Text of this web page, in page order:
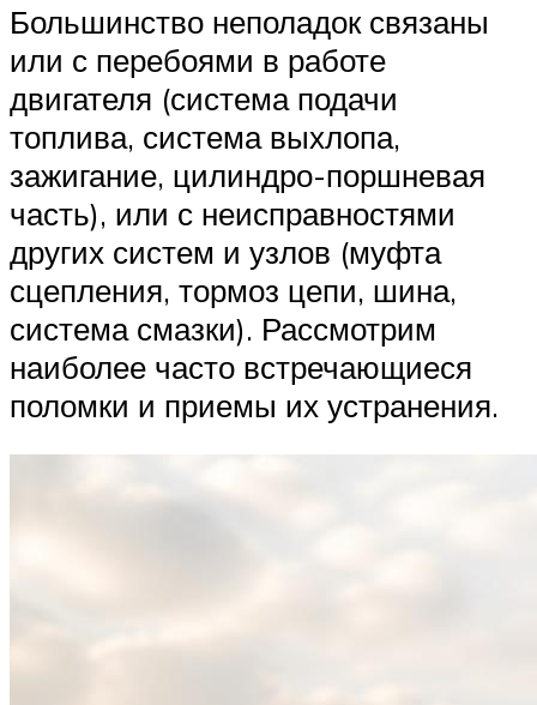
Большинство неполадок связаны
или с перебоями в работе
двигателя (система подачи
топлива, система выхлопа,
зажигание, цилиндро-поршневая
часть), или с неисправностями
других систем и узлов (муфта
сцепления, тормоз цепи, шина,
система смазки). Рассмотрим
наиболее часто встречающиеся
поломки и приемы их устранения.